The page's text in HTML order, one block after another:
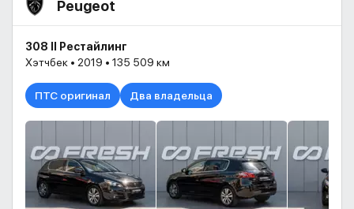
Peugeot
308 II Рестайлинг
Хэтчбек • 2019 • 135 509 км
ПТС оригинал Два владельца